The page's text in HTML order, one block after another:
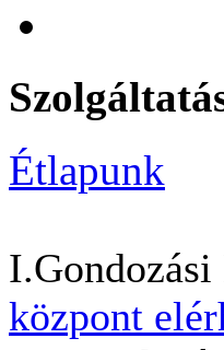
Étlapunk
központ